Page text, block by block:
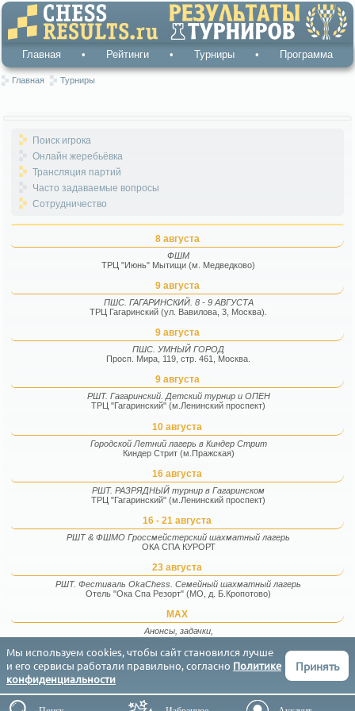
Главная • Рейтинги • Турниры • Программа
Главная Турниры
Поиск игрока
Онлайн жеребьёвка
Трансляция партий
Часто задаваемые вопросы
Сотрудничество
8 августа
ФШМ
ТРЦ "Июнь" Мытищи (м. Медведково)
9 августа
ПШС. ГАГАРИНСКИЙ. 8 - 9 АВГУСТА
ТРЦ Гагаринский (ул. Вавилова, 3, Москва).
9 августа
ПШС. УМНЫЙ ГОРОД
Просп. Мира, 119, стр. 461, Москва.
9 августа
РШТ. Гагаринский. Детский турнир и ОПЕН
ТРЦ "Гагаринский" (м.Ленинский проспект)
10 августа
Городской Летний лагерь в Киндер Стрит
Киндер Стрит (м.Пражская)
16 августа
РШТ. РАЗРЯДНЫЙ турнир в Гагаринском
ТРЦ "Гагаринский" (м.Ленинский проспект)
16 - 21 августа
РШТ & ФШМО Гроссмейстерский шахматный лагерь
ОКА СПА КУРОРТ
23 августа
РШТ. Фестиваль OkaChess. Семейный шахматный лагерь
Отель "Ока Спа Резорт" (МО, д. Б.Кропотово)
MAX
Анонсы, задачки,
English
РШТ (Результаты Шахматных Турниров) © 2015-2026
Мы используем cookies, чтобы сайт становился лучше
и его сервисы работали правильно, согласно Политике
конфиденциальности
Принять